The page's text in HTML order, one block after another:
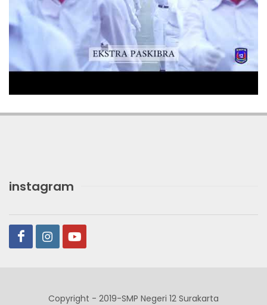
instagram
Copyright - 2019-SMP Negeri 12 Surakarta